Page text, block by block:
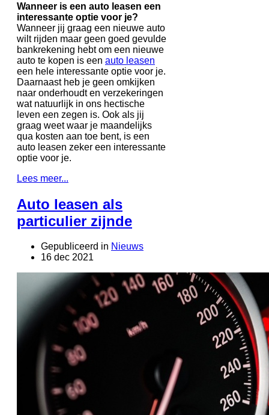
Wanneer is een auto leasen een
interessante optie voor je?
Wanneer jij graag een nieuwe auto
wilt rijden maar geen goed gevulde
bankrekening hebt om een nieuwe
auto te kopen is een auto leasen
een hele interessante optie voor je.
Daarnaast heb je geen omkijken
naar onderhoudt en verzekeringen
wat natuurlijk in ons hectische
leven een zegen is. Ook als jij
graag weet waar je maandelijks
qua kosten aan toe bent, is een
auto leasen zeker een interessante
optie voor je.
Lees meer...
Auto leasen als
particulier zijnde
Gepubliceerd in Nieuws
16 dec 2021